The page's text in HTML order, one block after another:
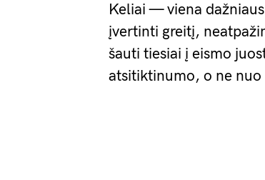
Keliai — viena
įvertinti greitį,
šauti tiesiai į eismo
atsitiktinumo, o ne